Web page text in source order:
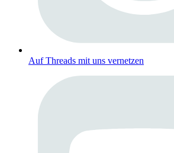
Auf Threads mit uns vernetzen